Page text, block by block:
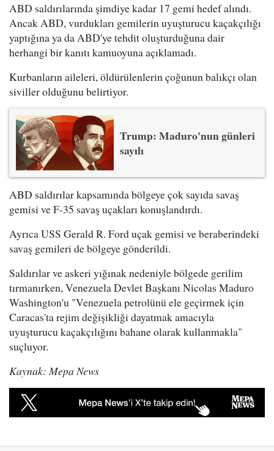
ABD saldırılarında şimdiye kadar 17 gemi hedef alındı.
Ancak ABD, vurdukları gemilerin uyuşturucu kaçakçılığı
yaptığına ya da ABD'ye tehdit oluşturduğuna dair
herhangi bir kanıtı kamuoyuna açıklamadı.
Kurbanların aileleri, öldürülenlerin çoğunun balıkçı olan
siviller olduğunu belirtiyor.
Trump: Maduro'nun günleri
sayılı
ABD saldırılar kapsamında bölgeye çok sayıda savaş
gemisi ve F-35 savaş uçakları konuşlandırdı.
Ayrıca USS Gerald R. Ford uçak gemisi ve beraberindeki
savaş gemileri de bölgeye gönderildi.
Saldırılar ve askeri yığınak nedeniyle bölgede gerilim
tırmanırken, Venezuela Devlet Başkanı Nicolas Maduro
Washington'u "Venezuela petrolünü ele geçirmek için
Caracas'ta rejim değişikliği dayatmak amacıyla
uyuşturucu kaçakçılığını bahane olarak kullanmakla"
suçluyor.
Kaynak: Mepa News